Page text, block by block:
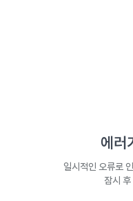
에러
일시적인 오류로
잠시